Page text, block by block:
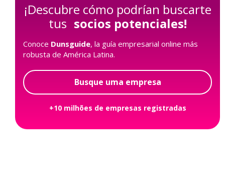
¡Descubre cómo podrían buscarte
tus socios potenciales!
Conoce Dunsguide, la guía empresarial online más
robusta de América Latina.
Busque uma empresa
+10 milhões de empresas registradas